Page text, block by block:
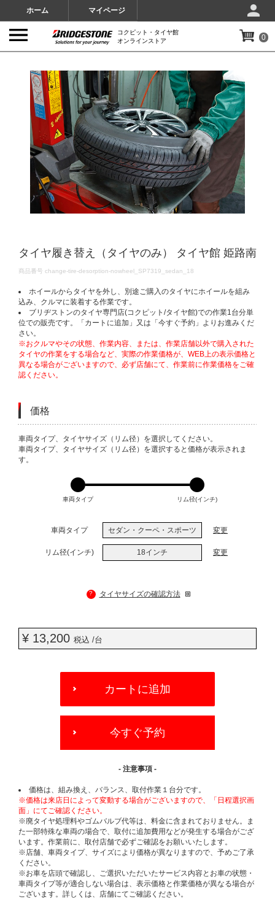
ホーム マイページ
コクピット・タイヤ館
オンラインストア
0
タイヤ履き替え（タイヤのみ） タイヤ館 姫路南
DETAILS
商品番号 change-tire-desorption-nowheel_SP7319_sedan_18
ホイールからタイヤを外し、別途ご購入のタイヤにホイールを組み
込み、クルマに装着する作業です。
ブリヂストンのタイヤ専門店(コクピット/タイヤ館)での作業1台分単
位での販売です。「カートに追加」又は「今すぐ予約」よりお進みくだ
さい。
※おクルマやその状態、作業内容、または、作業店舗以外で購入された
タイヤの作業をする場合など、実際の作業価格が、WEB上の表示価格と
異なる場合がございますので、必ず店舗にて、作業前に作業価格をご確
認ください。
価格
VARIATIONS
車両タイプ、タイヤサイズ（リム径）を選択してください。
車両タイプ、タイヤサイズ（リム径）を選択すると価格が表示されま
す。
車両タイプ リム径(インチ)
車両タイプ セダン・クーペ・スポーツ 変更
リム径(インチ) 18インチ 変更
? タイヤサイズの確認方法
¥ 13,200 税込 /台
OPTIONS
カートに追加
今すぐ予約
- 注意事項 -
価格は、組み換え、バランス、取付作業１台分です。
※価格は来店日によって変動する場合がございますので、「日程選択画
面」にてご確認ください。
※廃タイヤ処理料やゴムバルブ代等は、料金に含まれておりません。ま
た一部特殊な車両の場合で、取付に追加費用などが発生する場合がござ
います。作業前に、取付店舗で必ずご確認をお願いいたします。
※店舗、車両タイプ、サイズにより価格が異なりますので、予めご了承
ください。
※お車を店頭で確認し、ご選択いただいたサービス内容とお車の状態・
車両タイプ等が適合しない場合は、表示価格と作業価格が異なる場合が
ございます。詳しくは、店舗にてご確認ください。